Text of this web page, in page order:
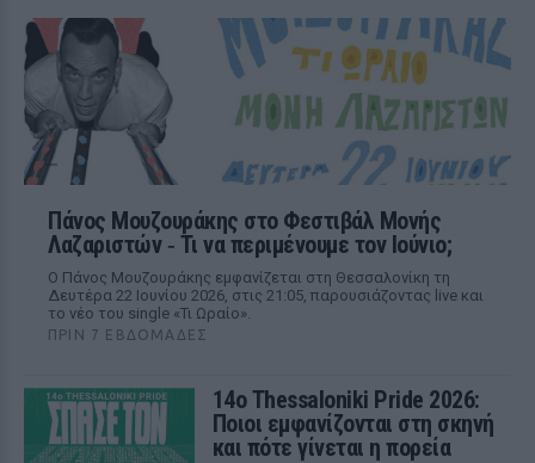
Πάνος Μουζουράκης στο Φεστιβάλ Μονής
Λαζαριστών ‑ Τι να περιμένουμε τον Ιούνιο;
Ο Πάνος Μουζουράκης εμφανίζεται στη Θεσσαλονίκη τη
Δευτέρα 22 Ιουνίου 2026, στις 21:05, παρουσιάζοντας live και
το νέο του single «Τι Ωραίο».
ΠΡΙΝ 7 ΕΒΔΟΜΆΔΕΣ
14ο Thessaloniki Pride 2026:
Ποιοι εμφανίζονται στη σκηνή
και πότε γίνεται η πορεία